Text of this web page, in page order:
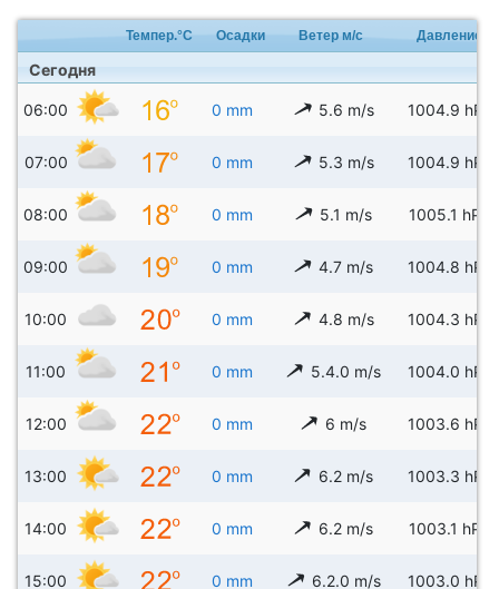
Темпер.°C Осадки Ветер м/с Давление
Сегодня
06:00 0 mm 5.6 m/s 1004.9 hPa
07:00 0 mm 5.3 m/s 1004.9 hPa
08:00 0 mm 5.1 m/s 1005.1 hPa
09:00 0 mm 4.7 m/s 1004.8 hPa
10:00 0 mm 4.8 m/s 1004.3 hPa
11:00 0 mm 5.4.0 m/s 1004.0 hPa
12:00 0 mm 6 m/s 1003.6 hPa
13:00 0 mm 6.2 m/s 1003.3 hPa
14:00 0 mm 6.2 m/s 1003.1 hPa
15:00 0 mm 6.2.0 m/s 1003.0 hPa